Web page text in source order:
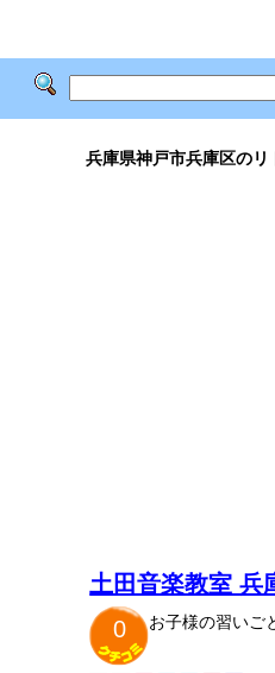
兵庫県神戸市兵庫区の
土田音楽教室 兵
0
お子様の習いご